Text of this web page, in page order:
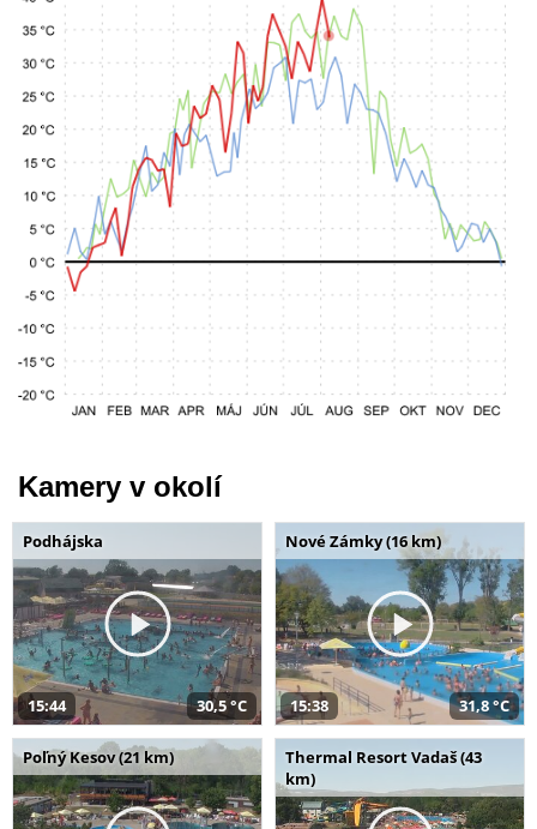
Kamery v okolí
Podhájska
15:44 30,5 °C
Nové Zámky (16 km)
15:38 31,8 °C
Poľný Kesov (21 km)
Thermal Resort Vadaš (43
km)